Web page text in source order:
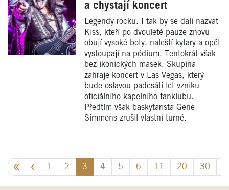
a chystají koncert
Legendy rocku. I tak by se dali nazvat
Kiss, kteří po dvouleté pauze znovu
obují vysoké boty, naleští kytary a opět
vystoupají na pódium. Tentokrát však
bez ikonických masek. Skupina
zahraje koncert v Las Vegas, který
bude oslavou padesáti let vzniku
oficiálního kapelního fanklubu.
Předtím však baskytarista Gene
Simmons zrušil vlastní turné.
1 2 3 4 5 6 11 20 30